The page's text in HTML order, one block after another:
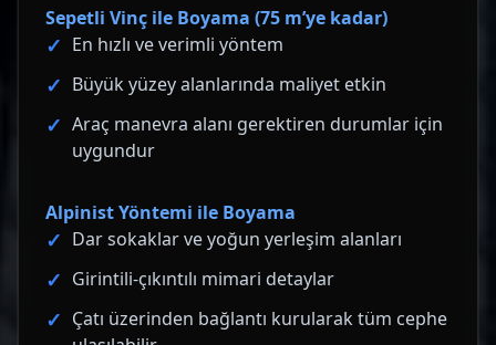
Sepetli Vinç ile Boyama (75 m’ye kadar)
En hızlı ve verimli yöntem
Büyük yüzey alanlarında maliyet etkin
Araç manevra alanı gerektiren durumlar için
uygundur
Alpinist Yöntemi ile Boyama
Dar sokaklar ve yoğun yerleşim alanları
Girintili-çıkıntılı mimari detaylar
Çatı üzerinden bağlantı kurularak tüm cephe